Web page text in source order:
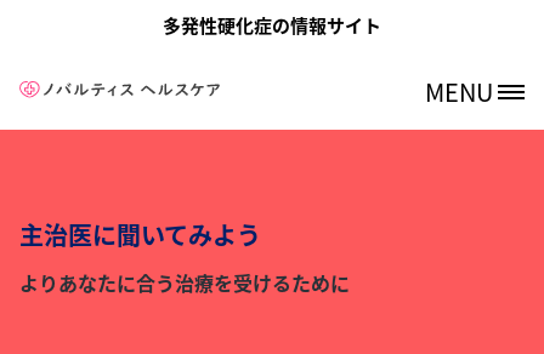
メインコンテンツに移動
多発性硬化症の情報サイト
Site Logo MENU
主治医に聞いてみよう
よりあなたに合う治療を受けるために